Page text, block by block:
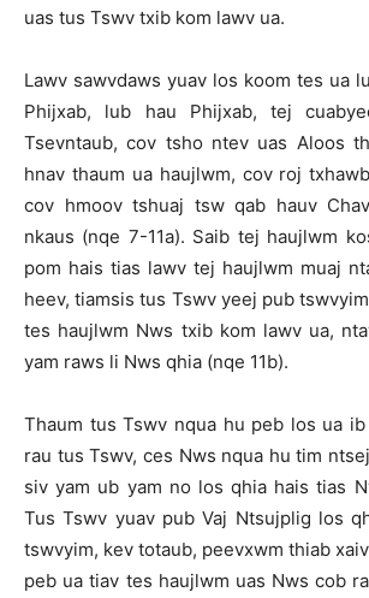
uas tus Tswv txib kom lawv ua.
Lawv sawvdaws yuav los koom tes ua
Phijxab, lub hau Phijxab, tej
Tsevntaub, cov tsho ntev uas Aloos
hnav thaum ua haujlwm, cov roj
cov hmoov tshuaj tsw qab hauv
nkaus (nqe 7-11a). Saib tej haujlwm
pom hais tias lawv tej haujlwm muaj
heev, tiamsis tus Tswv yeej pub
tes haujlwm Nws txib kom lawv ua,
yam raws li Nws qhia (nqe 11b).
Thaum tus Tswv nqua hu peb los ua
rau tus Tswv, ces Nws nqua hu tim
siv yam ub yam no los qhia hais tias
Tus Tswv yuav pub Vaj Ntsujplig los
tswvyim, kev totaub, peevxwm thiab
peb ua tiav tes haujlwm uas Nws cob